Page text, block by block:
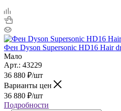
Фен Dyson Supersonic HD16 Hair
Мало
Арт.: 43229
36 880 ₽/шт
Варианты цен
36 880 ₽/шт
Подробности